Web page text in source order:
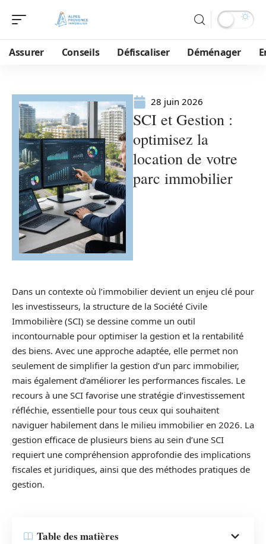
Assurer Conseils Défiscaliser Déménager
28 juin 2026
SCI et Gestion :
optimisez la
location de votre
parc immobilier
Dans un contexte où l’immobilier devient un enjeu clé pour
les investisseurs, la structure de la Société Civile
Immobilière (SCI) se dessine comme un outil
incontournable pour optimiser la gestion et la rentabilité
des biens. Avec une approche adaptée, elle permet non
seulement de simplifier la gestion d’un parc immobilier,
mais également d’améliorer les performances fiscales. Le
recours à une SCI favorise une stratégie d’investissement
réfléchie, essentielle pour tous ceux qui souhaitent
naviguer habilement dans le milieu immobilier en 2026. La
gestion efficace de plusieurs biens au sein d’une SCI
requiert une compréhension approfondie des implications
fiscales et juridiques, ainsi que des méthodes pratiques de
gestion.
Table des matières